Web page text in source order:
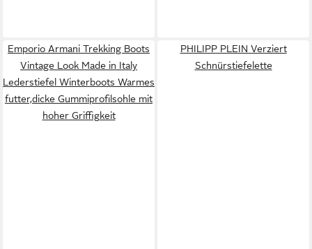
Emporio Armani Trekking Boots
Vintage Look Made in Italy
Lederstiefel Winterboots Warmes
futter,dicke Gummiprofilsohle mit
hoher Griffigkeit
PHILIPP PLEIN Verziert
Schnürstiefelette